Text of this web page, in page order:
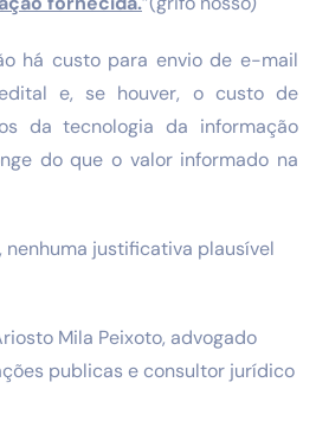
há custo para envio de e-mail
e, se houver, o custo de
da tecnologia da informação
do que o valor informado na
nenhuma justificativa plausível
Mila Peixoto, advogado
publicas e consultor jurídico